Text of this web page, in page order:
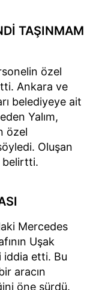
TAŞINMAM
özel
Ankara ve
belediyeye ait
Yalım,
özel
Oluşan
belirtti.
Mercedes
Uşak
iddia etti. Bu
aracın
öne sürdü.